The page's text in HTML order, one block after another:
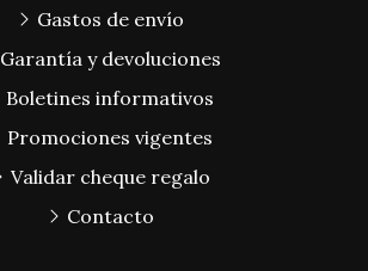
Gastos de envío
Garantía y devoluciones
Boletines informativos
Promociones vigentes
Validar cheque regalo
Contacto